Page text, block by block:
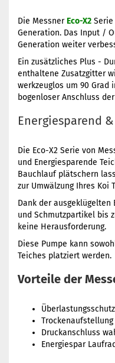
Die MessnerEco-X2
Generation. Das Input /
Generation weiter
Ein zusätzliches Plus -
enthaltene Zusatzgitter
werkzeuglos um 90 Grad
bogenloser Anschluss
Energiesparend
Die Eco-X2 Serie von
und Energiesparende
Bauchlauf plätschern
zur Umwälzung Ihres Koi
Dank der
und Schmutzpartikel bis
keine Herausforderung.
Diese Pumpe kann
Teiches platziert werden.
Vorteile der
Druckanschluss
Energiespar Laufrad